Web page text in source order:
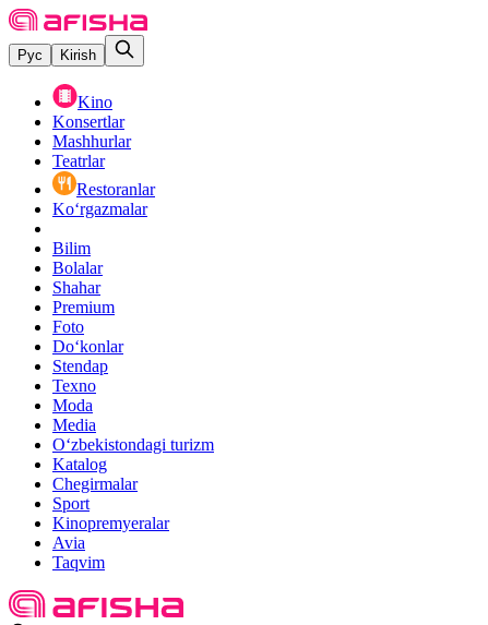
Рус Kirish
Kino
Konsertlar
Mashhurlar
Teatrlar
Restoranlar
Ko‘rgazmalar
Bilim
Bolalar
Shahar
Premium
Foto
Do‘konlar
Stendap
Texno
Moda
Media
O‘zbekistondagi turizm
Katalog
Chegirmalar
Sport
Kinopremyeralar
Avia
Taqvim